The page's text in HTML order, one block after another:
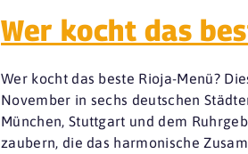
Wer kocht das
Wer kocht das beste Rioja-Menü?
November in sechs deutschen
München, Stuttgart und dem
zaubern, die das harmonische